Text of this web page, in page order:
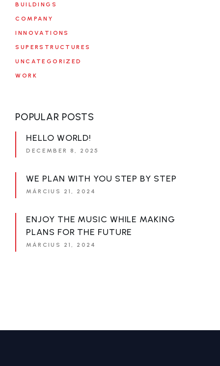
BUILDINGS
COMPANY
INNOVATIONS
SUPERSTRUCTURES
UNCATEGORIZED
WORK
POPULAR POSTS
HELLO WORLD!
DECEMBER 8, 2025
WE PLAN WITH YOU STEP BY STEP
MÁRCIUS 21, 2024
ENJOY THE MUSIC WHILE MAKING
PLANS FOR THE FUTURE
MÁRCIUS 21, 2024